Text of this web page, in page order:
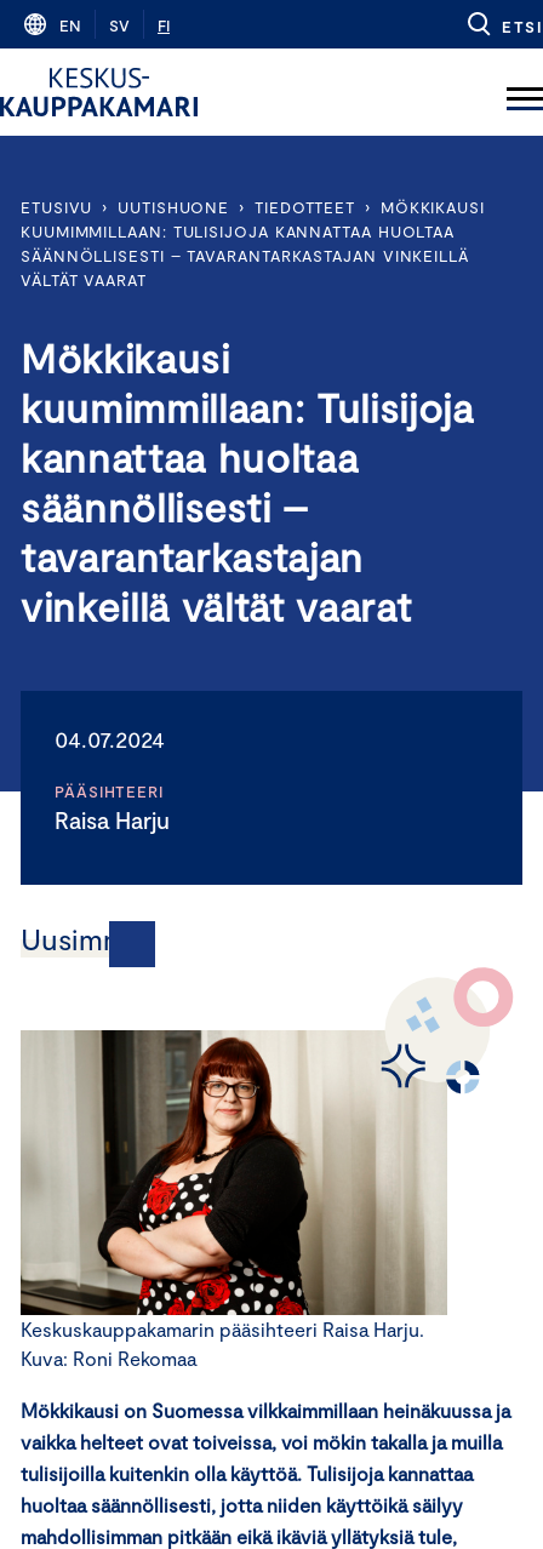
Skip
content
EN SV FI ETSI
ETUSIVU › UUTISHUONE › TIEDOTTEET ›
MÖKKIKAUSI
KUUMIMMILLAAN: TULISIJOJA KANNATTAA HUOLTAA
SÄÄNNÖLLISESTI – TAVARANTARKASTAJAN VINKEILLÄ
VÄLTÄT VAARAT
Mökkikausi
kuumimmillaan: Tulisijoja
kannattaa huoltaa
säännöllisesti –
tavarantarkastajan
vinkeillä vältät vaarat
04.07.2024
PÄÄSIHTEERI
Raisa Harju
Uusimmat
Keskuskauppakamarin pääsihteeri Raisa Harju.
Kuva: Roni Rekomaa
Mökkikausi on Suomessa vilkkaimmillaan heinäkuussa ja
vaikka helteet ovat toiveissa, voi mökin takalla ja muilla
tulisijoilla kuitenkin olla käyttöä. Tulisijoja kannattaa
huoltaa säännöllisesti, jotta niiden käyttöikä säilyy
mahdollisimman pitkään eikä ikäviä yllätyksiä tule,